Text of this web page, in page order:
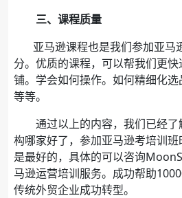
三、课程质量
亚马逊课程也是我们参加亚马
分。优质的课程，可以帮我们更
铺。学会如何操作。如何精细化
等等。
通过以上的内容，我们已经了
构哪家好了，参加亚马逊考培训
是最好的，具体的可以咨询
马逊运营培训服务。成功帮助
传统外贸企业成功转型。